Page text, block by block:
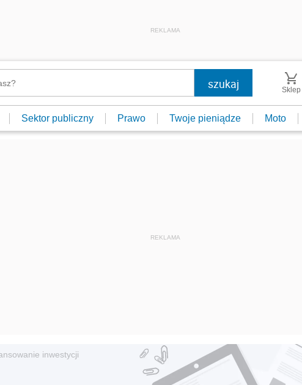
REKLAMA
Sklep
Sektor publiczny Prawo Twoje pieniądze Moto
inwestycji